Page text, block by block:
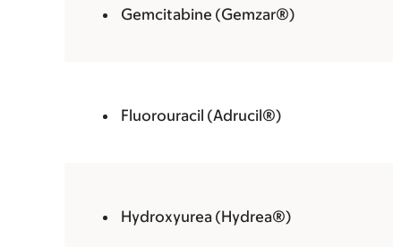
Gemcitabine (Gemzar®)
Fluorouracil (Adrucil®)
Hydroxyurea (Hydrea®)